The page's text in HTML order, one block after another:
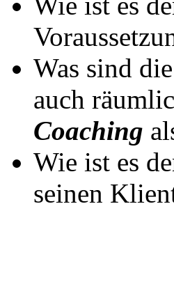
Was sind
auch
Coaching
Wie ist es
seinen